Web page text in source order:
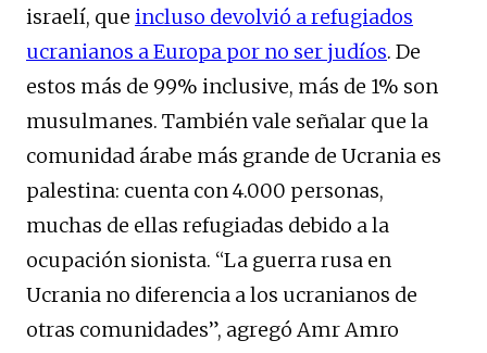
israelí, que incluso devolvió a refugiados
ucranianos a Europa por no ser judíos. De
estos más de 99% inclusive, más de 1% son
musulmanes. También vale señalar que la
comunidad árabe más grande de Ucrania es
palestina: cuenta con 4.000 personas,
muchas de ellas refugiadas debido a la
ocupación sionista. “La guerra rusa en
Ucrania no diferencia a los ucranianos de
otras comunidades”, agregó Amr Amro